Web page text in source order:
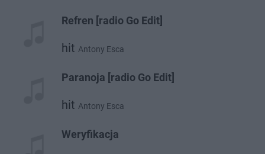
Refren [radio Go Edit]
hit Antony Esca
Paranoja [radio Go Edit]
hit Antony Esca
Weryfikacja